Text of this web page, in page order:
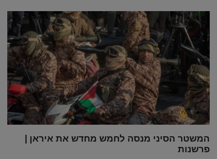
המשטר הסיני מנסה לחמש מחדש את איראן |
פרשנות